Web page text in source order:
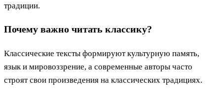
традиции.
Почему важно читать классику?
Классические тексты формируют культурную память,
язык и мировоззрение, а современные авторы часто
строят свои произведения на классических традициях.